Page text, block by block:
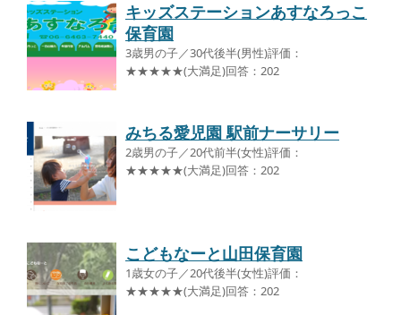
キッズステーションあすなろっこ
保育園
3歳男の子／30代後半(男性)評価：
★★★★★(大満足)回答：202
みちる愛児園 駅前ナーサリー
2歳男の子／20代前半(女性)評価：
★★★★★(大満足)回答：202
こどもなーと山田保育園
1歳女の子／20代後半(女性)評価：
★★★★★(大満足)回答：202